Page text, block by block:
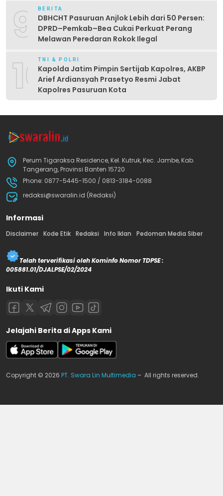
9 BERITA
DBHCHT Pasuruan Anjlok Lebih dari 50 Persen:
DPRD–Pemkab–Bea Cukai Perkuat Perang
Melawan Peredaran Rokok Ilegal
10TNI & POLRI
Kapolda Jatim Pimpin Sertijab Kapolres, AKBP
Arief Ardiansyah Prasetyo Resmi Jabat
Kapolres Pasuruan Kota
Perum Tigaraksa Residence, Kel. Kutruk, Kec. Jambe, Kab.
Tangerang, Provinsi Banten 15720
Phone: 0877-5445-1500 / 0813-3184-0088
redaksi@swaralin.id (Redaksi)
Informasi
Disclaimer Kode Etik Redaksi Info Iklan Pedoman Media Siber
Telah terverifikasi oleh Kominfo Nomor TDPSE :
005881.01/DJALPSE/02/2024
Ikuti Kami
Jelajahi Berita di Apps Kami
Copyright © 2026 PT. Swara Lin Multimedia – All rights reserved.